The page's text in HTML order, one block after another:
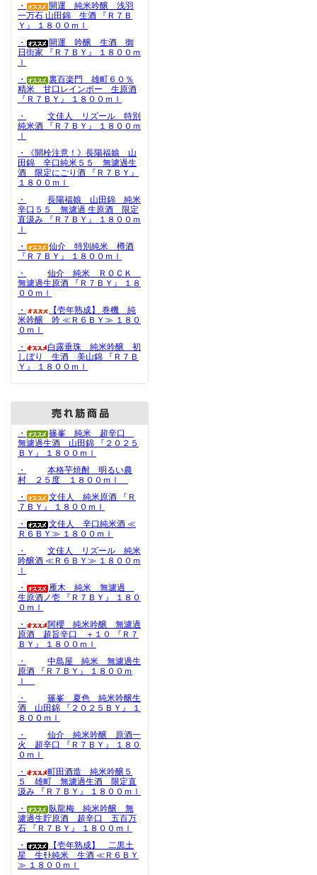
・
開運 純米吟醸 浅羽
一万石 山田錦 生酒 『Ｒ７Ｂ
Ｙ』 １８００ｍｌ
・
開運 吟醸 生酒 御
日街家 『Ｒ７ＢＹ』 １８００ｍ
ｌ
・
裏百楽門 雄町６０％
精米 甘口レインボー 生原酒
『Ｒ７ＢＹ』 １８００ｍｌ
・
文佳人 リズール 特別
純米酒 『Ｒ７ＢＹ』 １８００ｍ
ｌ
・《開栓注意！》長陽福娘 山
田錦 辛口純米５５ 無濾過生
酒 限定にごり酒 『Ｒ７ＢＹ』
１８００ｍｌ
・
長陽福娘 山田錦 純米
辛口５５ 無濾過 生原酒 限定
直汲み 『Ｒ７ＢＹ』 １８００ｍ
ｌ
・
仙介 特別純米 樽酒
『Ｒ７ＢＹ』 １８００ｍｌ
・
仙介 純米 ＲＯＣＫ
無濾過生原酒 『Ｒ７ＢＹ』 １８
００ｍｌ
・
【壱年熟成】 巻機 純
米吟醸 吟 ≪Ｒ６ＢＹ≫ １８０
０ｍｌ
・
白露垂珠 純米吟醸 初
しぼり 生酒 美山錦 『Ｒ７Ｂ
Ｙ』 １８００ｍｌ
・
篠峯 純米 超辛口
無濾過生酒 山田錦 『２０２５
ＢＹ』 １８００ｍｌ
・
本格芋焼酎 明るい農
村 ２５度 １８００ｍｌ
・
文佳人 純米原酒 『Ｒ
７ＢＹ』 １８００ｍｌ
・
文佳人 辛口純米酒 ≪
Ｒ６ＢＹ≫ １８００ｍｌ
・
文佳人 リズール 純米
吟醸酒 ≪Ｒ６ＢＹ≫ １８００ｍ
ｌ
・
雁木 純米 無濾過
生原酒ノ壱 『Ｒ７ＢＹ』 １８０
０ｍｌ
・
阿櫻 純米吟醸 無濾過
原酒 超旨辛口 ＋１０ 『Ｒ７
ＢＹ』 １８００ｍｌ
・
中島屋 純米 無濾過生
原酒 『Ｒ７ＢＹ』 １８００ｍ
ｌ
・
篠峯 夏色 純米吟醸生
酒 山田錦 『２０２５ＢＹ』 １
８００ｍｌ
・
仙介 純米吟醸 原酒一
火 超辛口 『Ｒ７ＢＹ』 １８０
０ｍｌ
・
町田酒造 純米吟醸５
５ 雄町 無濾過生酒 限定直
汲み 『Ｒ７ＢＹ』 １８００ｍｌ
・
臥龍梅 純米吟醸 無
濾過生貯原酒 超辛口 五百万
石 『Ｒ７ＢＹ』 １８００ｍｌ
・
【壱年熟成】 二黒土
星 生ﾓﾄ純米 生酒 ≪Ｒ６ＢＹ
≫ １８００ｍｌ